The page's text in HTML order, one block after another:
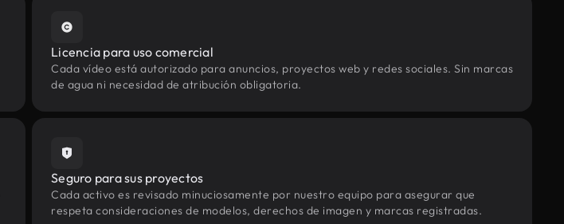
Licencia para uso comercial
Cada vídeo está autorizado para anuncios, proyectos web y redes sociales. Sin marcas
de agua ni necesidad de atribución obligatoria.
Seguro para sus proyectos
Cada activo es revisado minuciosamente por nuestro equipo para asegurar que
respeta consideraciones de modelos, derechos de imagen y marcas registradas.